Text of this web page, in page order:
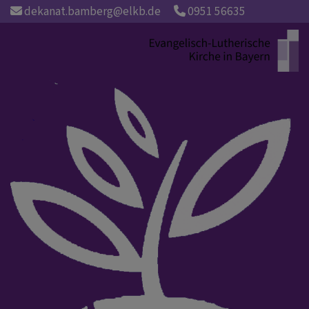
Direktdekanat.bamberg@elkb.de 0951 56635